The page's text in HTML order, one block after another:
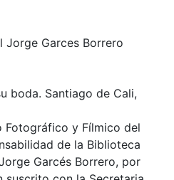
Jorge Garces Borrero
boda. Santiago de Cali,
Fotográfico y Fílmico del
de la Biblioteca
Garcés Borrero, por